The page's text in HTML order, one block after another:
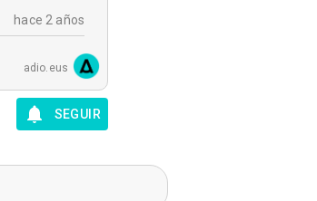
hace 2 años
adio.eus
SEGUIR